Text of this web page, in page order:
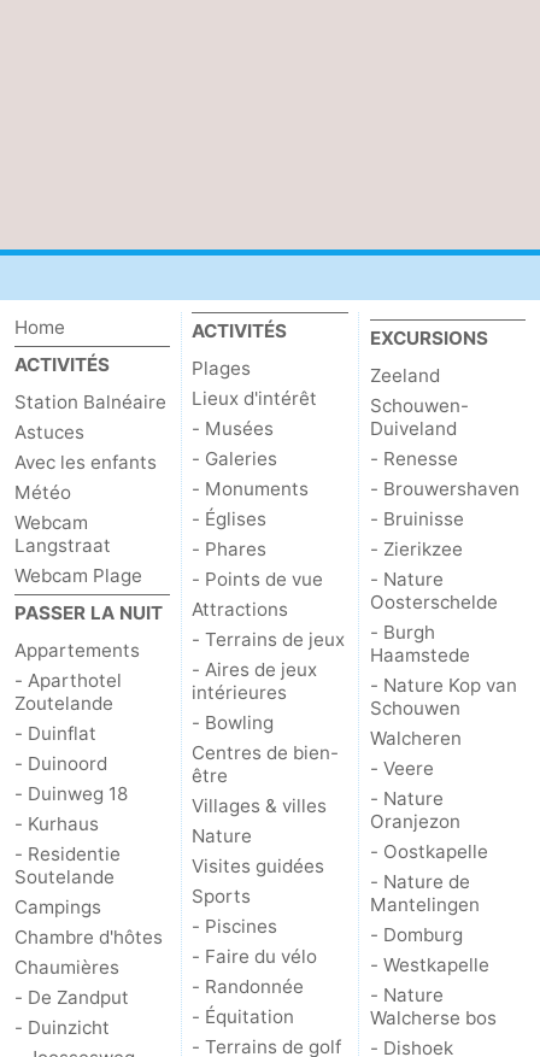
Home
ACTIVITÉS
Station Balnéaire
Astuces
Avec les enfants
Météo
Webcam
Langstraat
Webcam Plage
PASSER LA NUIT
Appartements
- Aparthotel
Zoutelande
- Duinflat
- Duinoord
- Duinweg 18
- Kurhaus
- Residentie
Soutelande
Campings
Chambre d'hôtes
Chaumières
- De Zandput
- Duinzicht
ACTIVITÉS
Plages
Lieux d'intérêt
- Musées
- Galeries
- Monuments
- Églises
- Phares
- Points de vue
Attractions
- Terrains de jeux
- Aires de jeux
intérieures
- Bowling
Centres de bien-
être
Villages & villes
Nature
Visites guidées
Sports
- Piscines
- Faire du vélo
- Randonnée
- Équitation
- Terrains de golf
EXCURSIONS
Zeeland
Schouwen-
Duiveland
- Renesse
- Brouwershaven
- Bruinisse
- Zierikzee
- Nature
Oosterschelde
- Burgh
Haamstede
- Nature Kop van
Schouwen
Walcheren
- Veere
- Nature
Oranjezon
- Oostkapelle
- Nature de
Mantelingen
- Domburg
- Westkapelle
- Nature
Walcherse bos
- Dishoek